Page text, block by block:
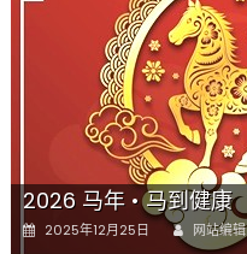
2026 马年 • 马到健康
Posted
2025年12月25日 Author
网站编辑